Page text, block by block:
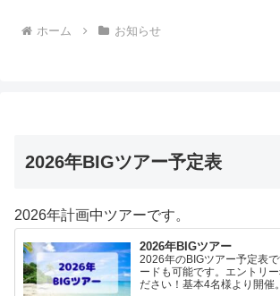
ホーム お知らせ
2026年BIGツアー予定表
2026年計画中ツアーです。
2026年BIGツアー
2026年のBIGツアー予定表
ードも可能です。エントリ
ださい！基本4名様より開催